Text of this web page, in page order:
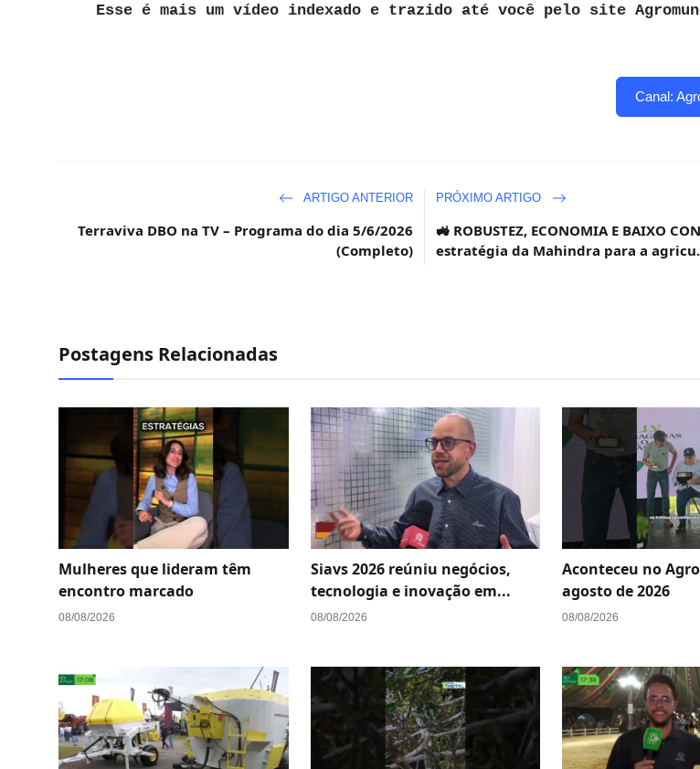
Esse é mais um vídeo indexado e trazido até você pelo site
Canal:
ARTIGO ANTERIOR
Terraviva DBO na TV – Programa do dia 5/6/2026
(Completo)
PRÓXIMO ARTIGO
🚜 ROBUSTEZ, ECONOMIA E BAIXO
estratégia da Mahindra para a
Postagens Relacionadas
Mulheres que lideram têm
encontro marcado
08/08/2026
Siavs 2026 reúniu negócios,
tecnologia e inovação em...
08/08/2026
Aconteceu no Agro
agosto de 2026
08/08/2026